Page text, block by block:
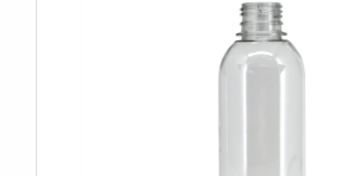
lucratividade, deve oferecer produtos
tenham ótima qualidade e excelente
características simples, mas que